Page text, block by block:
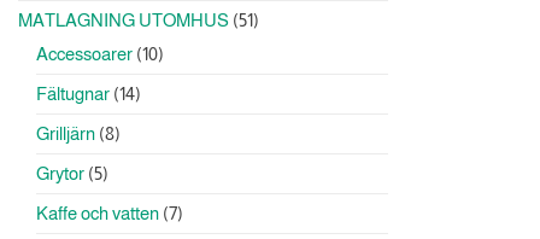
MATLAGNING UTOMHUS 5151
Accessoarer 1010
Fältugnar 1414
Grilljärn 88
Grytor 55
Kaffe och vatten 77